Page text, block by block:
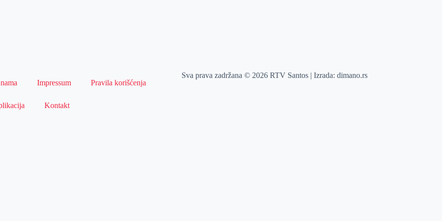
Impressum Pravila korišćenja
Kontakt
Sva prava zadržana © 2026 RTV Santos | Izrada:dimano.rs